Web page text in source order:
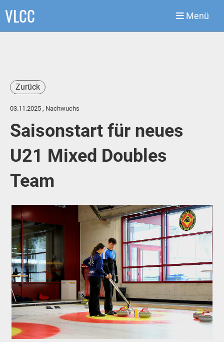
VLCC Menü
Zurück
03.11.2025 , Nachwuchs
Saisonstart für neues
U21 Mixed Doubles
Team